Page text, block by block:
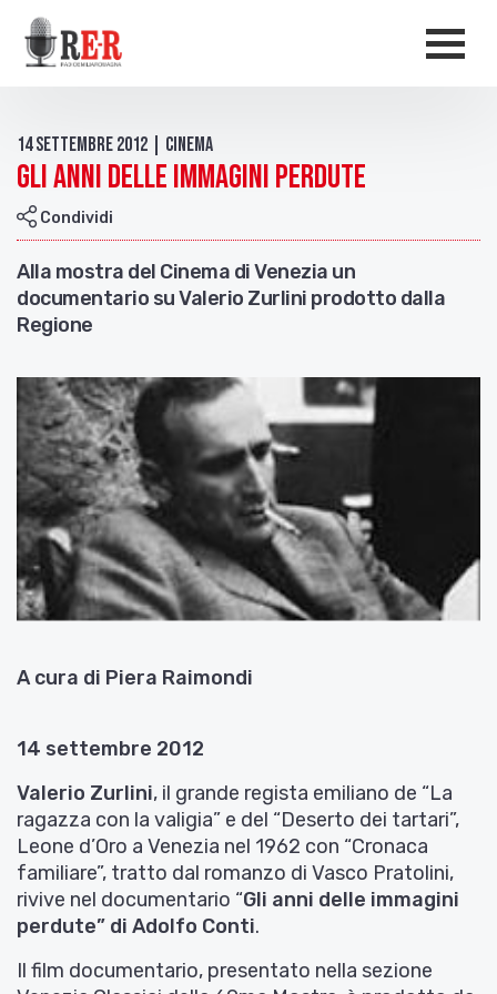
Salta al contenuto principale
14 Settembre 2012 | Cinema
Gli anni delle immagini perdute
Condividi
Alla mostra del Cinema di Venezia un
documentario su Valerio Zurlini prodotto dalla
Regione
A cura di Piera Raimondi
14 settembre 2012
Valerio Zurlini, il grande regista emiliano de “La
ragazza con la valigia” e del “Deserto dei tartari”,
Leone d’Oro a Venezia nel 1962 con “Cronaca
familiare”, tratto dal romanzo di Vasco Pratolini,
rivive nel documentario “Gli anni delle immagini
perdute” di Adolfo Conti.
Il film documentario, presentato nella sezione